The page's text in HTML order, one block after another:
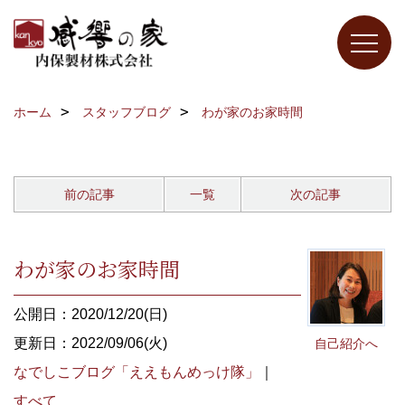
ホーム スタッフブログ わが家のお家時間
前の記事 一覧 次の記事
自己紹介へ
わが家のお家時間
公開日：2020/12/20(日)
更新日：2022/09/06(火)
なでしこブログ「ええもんめっけ隊」
すべて